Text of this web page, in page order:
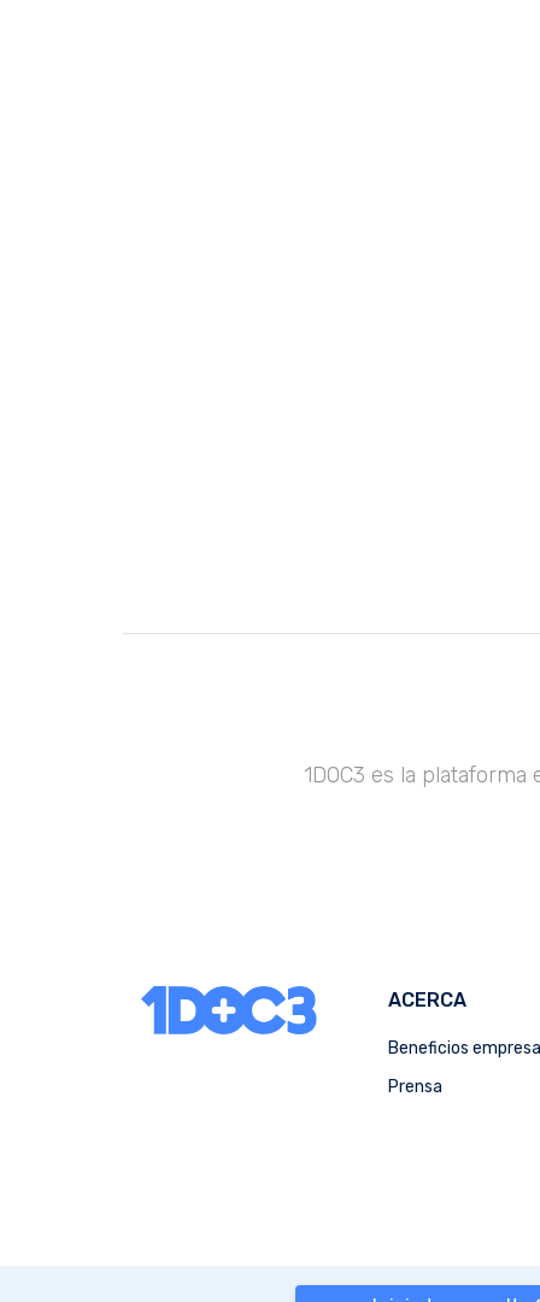
1DOC3 es la
ACERCA
Beneficios
Prensa